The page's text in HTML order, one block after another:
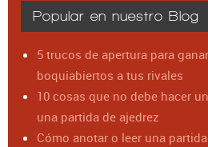
Popular en nuestro Blog
5 trucos de apertura para
boquiabiertos a tus rivales
10 cosas que no debe hacer
una partida de ajedrez
Cómo anotar o leer una